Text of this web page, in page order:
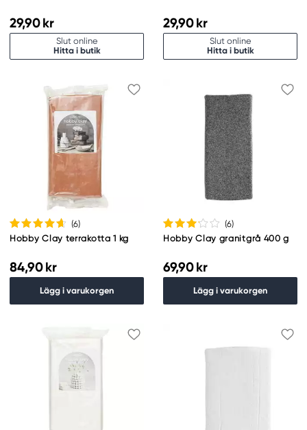
29,90 kr
Slut online
Hitta i butik
29,90 kr
Slut online
Hitta i butik
(6)
Hobby Clay terrakotta 1 kg
84,90 kr
Lägg i varukorgen
(6)
Hobby Clay granitgrå 400 g
69,90 kr
Lägg i varukorgen